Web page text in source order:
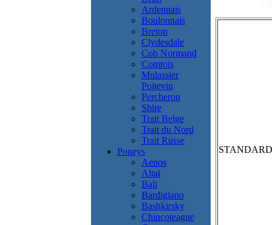
Ardennais
Boulonnais
Breton
Clydesdale
Cob Normand
Comtois
Mulassier
Poitevin
Percheron
Shire
Trait Belge
Trait du Nord
Trait Russe
Poneys
Aenos
Altaï
Bali
Bardigiano
Bashkirsky
Chincoteague
STANDARD